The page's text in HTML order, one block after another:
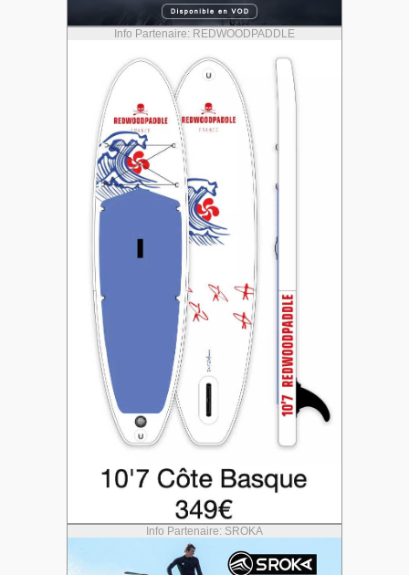
Info Partenaire: REDWOODPADDLE
Info Partenaire: SROKA